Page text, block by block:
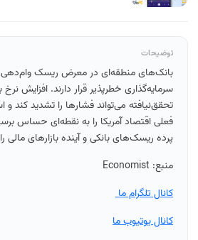
توضیحات
بانک‌های منطقه‌ای در معرض ریسک
سرمایه‌گذاری خطرپذیر قرار دارند. افزایش
تحقق‌نیافته می‌تواند فشارها را تشدید کند و
فعلی اقتصاد آمریکا را به نقطه‌ای حساس
پرده ریسک‌های بانکی و آینده بازارهای مالی
منبع: Economist
کانال تلگرام ما
کانال یوتیوب ما